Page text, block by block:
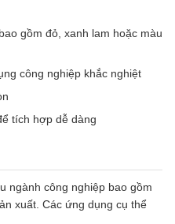
gồm đỏ, xanh lam hoặc màu
công nghiệp khắc nghiệt
tích hợp dễ dàng
ngành công nghiệp bao gồm
xuất. Các ứng dụng cụ thể